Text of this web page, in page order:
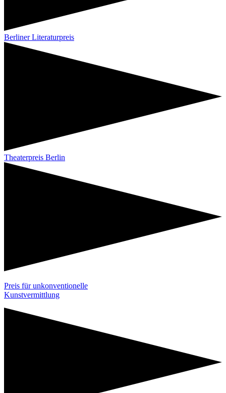
Berliner Literaturpreis
Theaterpreis Berlin
Preis für unkonventionelle
Kunstvermittlung